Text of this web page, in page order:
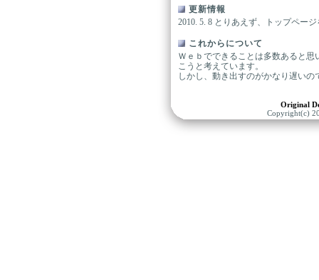
更新情報
2010. 5. 8 とりあえず、トップペー
これからについて
Ｗｅｂでできることは多数あると
こうと考えています。
しかし、動き出すのがかなり遅い
Original
Copyright(c)